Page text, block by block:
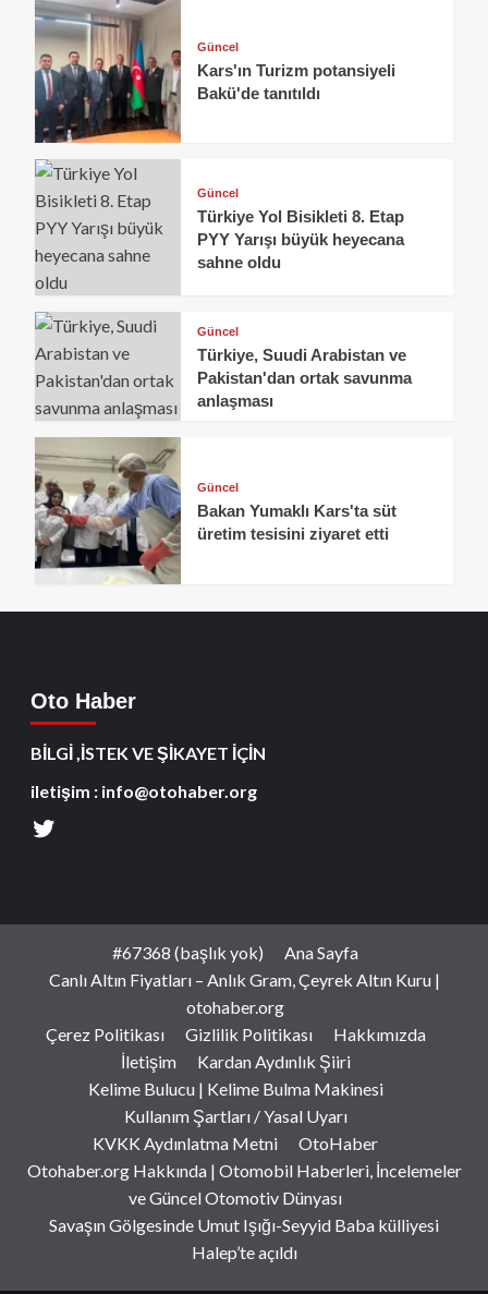
Güncel
Kars'ın Turizm potansiyeli
Bakü'de tanıtıldı
Güncel
Türkiye Yol Bisikleti 8. Etap
PYY Yarışı büyük heyecana
sahne oldu
Güncel
Türkiye, Suudi Arabistan ve
Pakistan'dan ortak savunma
anlaşması
Güncel
Bakan Yumaklı Kars'ta süt
üretim tesisini ziyaret etti
Oto Haber
BİLGİ ,İSTEK VE ŞİKAYET İÇİN
iletişim : info@otohaber.org
#67368 (başlık yok)
Ana Sayfa
Canlı Altın Fiyatları – Anlık Gram, Çeyrek Altın Kuru |
otohaber.org
Çerez Politikası
Gizlilik Politikası
Hakkımızda
İletişim
Kardan Aydınlık Şiiri
Kelime Bulucu | Kelime Bulma Makinesi
Kullanım Şartları / Yasal Uyarı
KVKK Aydınlatma Metni
OtoHaber
Otohaber.org Hakkında | Otomobil Haberleri, İncelemeler
ve Güncel Otomotiv Dünyası
Savaşın Gölgesinde Umut Işığı-Seyyid Baba külliyesi
Halep’te açıldı